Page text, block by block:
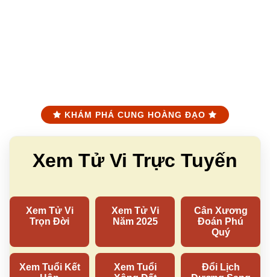
KHÁM PHÁ CUNG HOÀNG ĐẠO